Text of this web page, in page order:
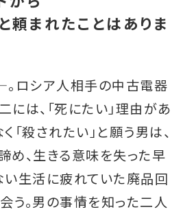
と頼まれたことはありま
。ロシア人相手の中古電器
は、「死にたい」理由があ
「殺されたい」と願う男は、
め、生きる意味を失った早
い生活に疲れていた廃品回
う。男の事情を知った二人